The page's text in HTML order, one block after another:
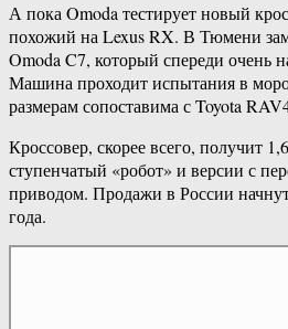
А пока Omoda тестирует новый
похожий на Lexus RX. В Тюмени
Omoda C7, который спереди очень
Машина проходит испытания в
размерам сопоставима с Toyota
Кроссовер, скорее всего, получит
ступенчатый «робот» и версии с
приводом. Продажи в России
года.